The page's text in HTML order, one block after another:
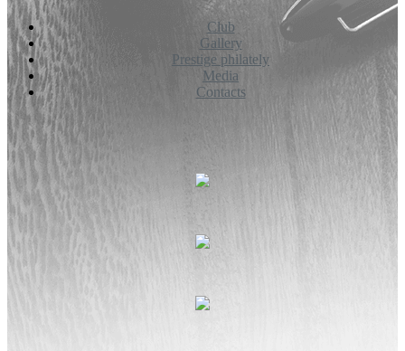
Club
Gallery
Prestige philately
Media
Contacts